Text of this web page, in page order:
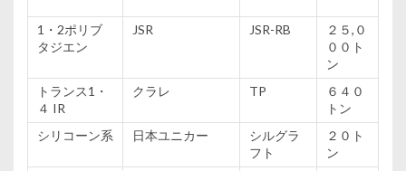
1・2ポリブ
タジエン
JSR JSR-RB
２５,０
００ト
ン
トランス1・
４ IR
クラレ TP
６４０
トン
シリコーン系 日本ユニカー
シルグラ
フト
２０ト
ン